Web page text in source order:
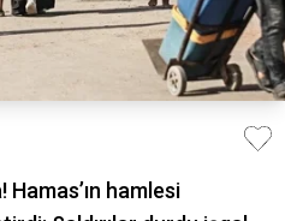
Hamas’ın hamlesi